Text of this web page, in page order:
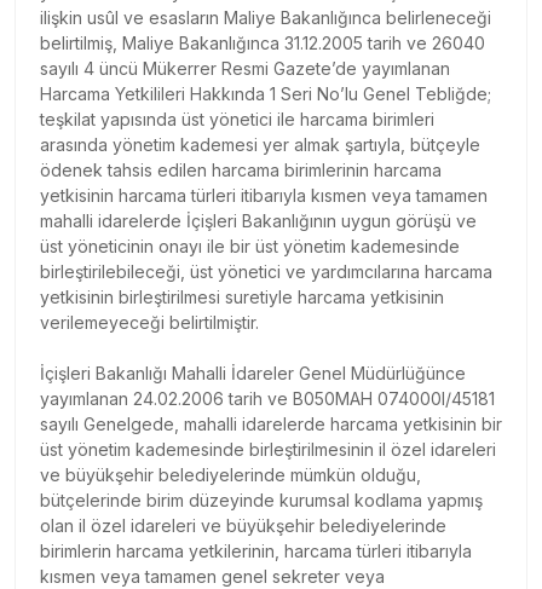
ilişkin usûl ve esasların Maliye Bakanlığınca belirleneceği
belirtilmiş, Maliye Bakanlığınca 31.12.2005 tarih ve 26040
sayılı 4 üncü Mükerrer Resmi Gazete’de yayımlanan
Harcama Yetkilileri Hakkında 1 Seri No’lu Genel Tebliğde;
teşkilat yapısında üst yönetici ile harcama birimleri
arasında yönetim kademesi yer almak şartıyla, bütçeyle
ödenek tahsis edilen harcama birimlerinin harcama
yetkisinin harcama türleri itibarıyla kısmen veya tamamen
mahalli idarelerde İçişleri Bakanlığının uygun görüşü ve
üst yöneticinin onayı ile bir üst yönetim kademesinde
birleştirilebileceği, üst yönetici ve yardımcılarına harcama
yetkisinin birleştirilmesi suretiyle harcama yetkisinin
verilemeyeceği belirtilmiştir.
İçişleri Bakanlığı Mahalli İdareler Genel Müdürlüğünce
yayımlanan 24.02.2006 tarih ve B050MAH 074000l/45181
sayılı Genelgede, mahalli idarelerde harcama yetkisinin bir
üst yönetim kademesinde birleştirilmesinin il özel idareleri
ve büyükşehir belediyelerinde mümkün olduğu,
bütçelerinde birim düzeyinde kurumsal kodlama yapmış
olan il özel idareleri ve büyükşehir belediyelerinde
birimlerin harcama yetkilerinin, harcama türleri itibarıyla
kısmen veya tamamen genel sekreter veya